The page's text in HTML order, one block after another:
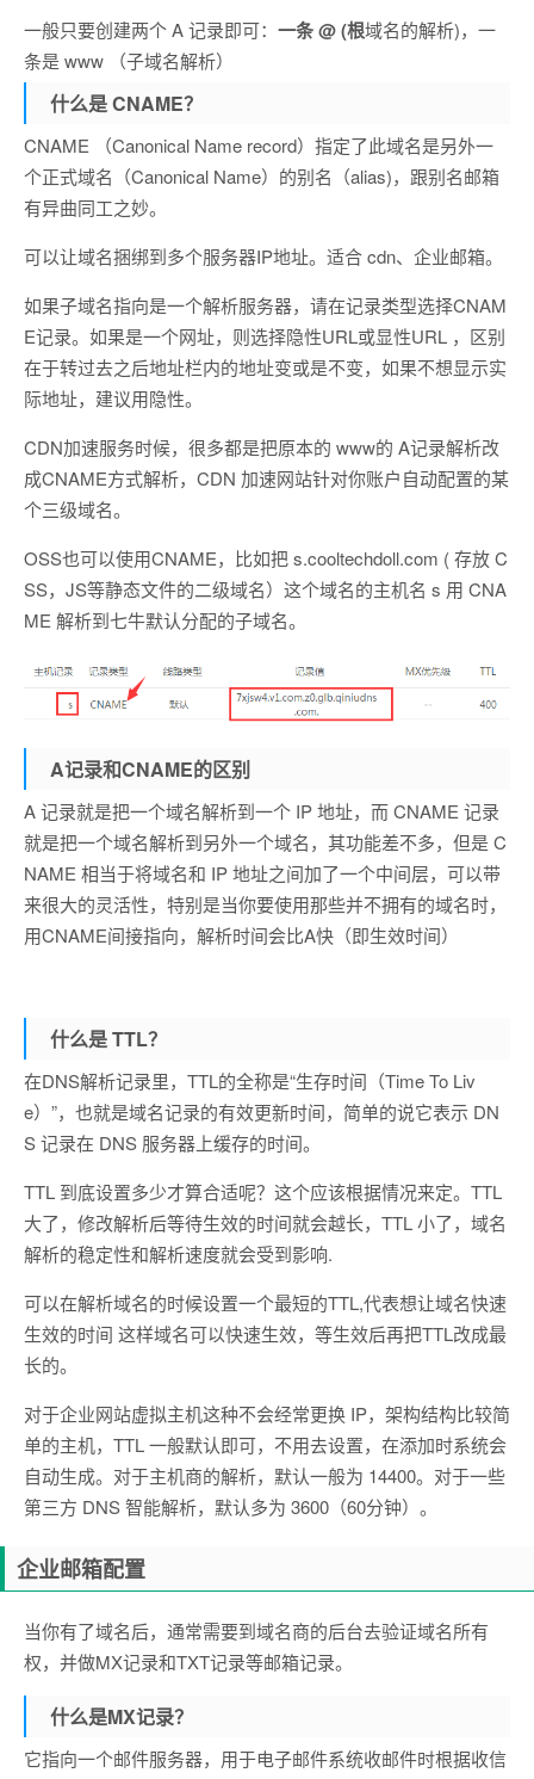
一般只要创建两个 A 记录即可： 一条 @ (根域名的解析)，一
条是 www （子域名解析）
什么是 CNAME？
CNAME （Canonical Name record）指定了此域名是另外一
个正式域名（Canonical Name）的别名（alias)，跟别名邮箱
有异曲同工之妙。
可以让域名捆绑到多个服务器IP地址。适合 cdn、企业邮箱。
如果子域名指向是一个解析服务器，请在记录类型选择CNAM
E记录。如果是一个网址，则选择隐性URL或显性URL ，区别
在于转过去之后地址栏内的地址变或是不变，如果不想显示实
际地址，建议用隐性。
CDN加速服务时候，很多都是把原本的 www的 A记录解析改
成CNAME方式解析，CDN 加速网站针对你账户自动配置的某
个三级域名。
OSS也可以使用CNAME，比如把 s.cooltechdoll.com ( 存放 C
SS，JS等静态文件的二级域名）这个域名的主机名 s 用 CNA
ME 解析到七牛默认分配的子域名。
A记录和CNAME的区别
A 记录就是把一个域名解析到一个 IP 地址，而 CNAME 记录
就是把一个域名解析到另外一个域名，其功能差不多，但是 C
NAME 相当于将域名和 IP 地址之间加了一个中间层，可以带
来很大的灵活性，特别是当你要使用那些并不拥有的域名时，
用CNAME间接指向，解析时间会比A快（即生效时间）
什么是 TTL？
在DNS解析记录里，TTL的全称是“生存时间（Time To Liv
e）”，也就是域名记录的有效更新时间，简单的说它表示 DN
S 记录在 DNS 服务器上缓存的时间。
TTL 到底设置多少才算合适呢？这个应该根据情况来定。TTL
大了，修改解析后等待生效的时间就会越长，TTL 小了，域名
解析的稳定性和解析速度就会受到影响.
可以在解析域名的时候设置一个最短的TTL,代表想让域名快速
生效的时间 这样域名可以快速生效，等生效后再把TTL改成最
长的。
对于企业网站虚拟主机这种不会经常更换 IP，架构结构比较简
单的主机，TTL 一般默认即可，不用去设置，在添加时系统会
自动生成。对于主机商的解析，默认一般为 14400。对于一些
第三方 DNS 智能解析，默认多为 3600（60分钟）。
企业邮箱配置
当你有了域名后，通常需要到域名商的后台去验证域名所有
权，并做MX记录和TXT记录等邮箱记录。
什么是MX记录？
它指向一个邮件服务器，用于电子邮件系统收邮件时根据收信